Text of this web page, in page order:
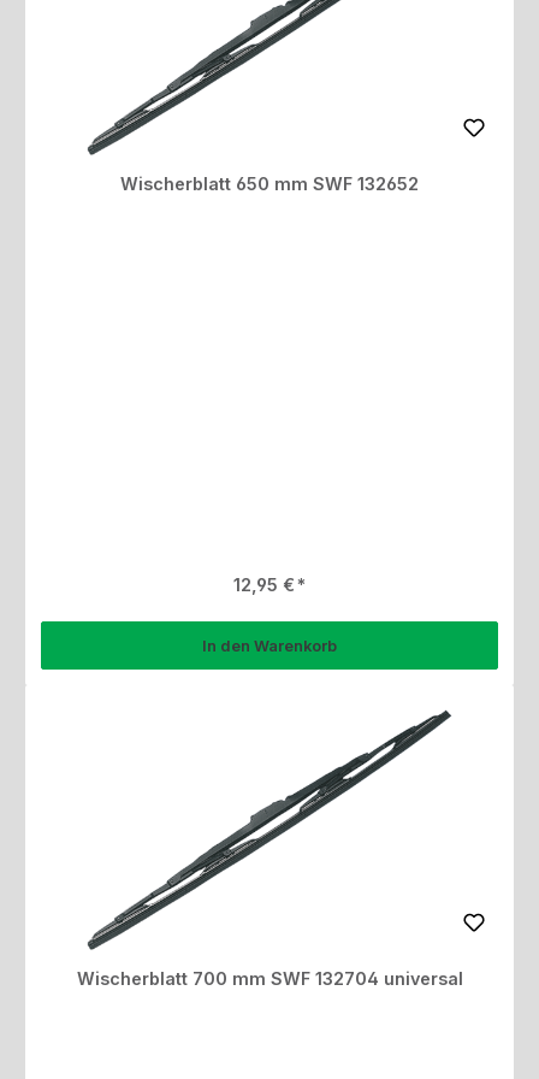
Wischerblatt 650 mm SWF 132652
Regulärer Preis:
12,95 €
In den Warenkorb
Wischerblatt 700 mm SWF 132704 universal